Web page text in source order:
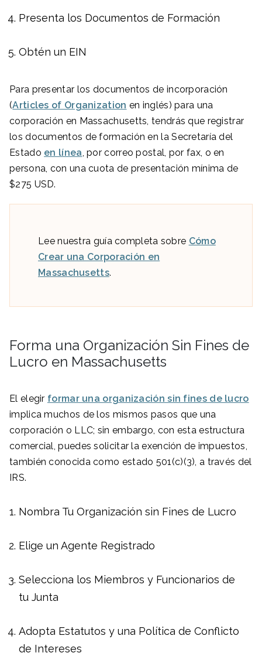
Presenta los Documentos de Formación
Obtén un EIN
Para presentar los documentos de incorporación
(Articles of Organization en inglés) para una
corporación en Massachusetts, tendrás que registrar
los documentos de formación en la Secretaría del
Estado en línea , por correo postal, por fax, o en
persona, con una cuota de presentación mínima de
$275 USD.
Lee nuestra guía completa sobre Cómo
Crear una Corporación en
Massachusetts.
Forma una Organización Sin Fines de
Lucro en Massachusetts
El elegir formar una organización sin fines de lucro
implica muchos de los mismos pasos que una
corporación o LLC; sin embargo, con esta estructura
comercial, puedes solicitar la exención de impuestos,
también conocida como estado 501(c)(3), a través del
IRS.
Nombra Tu Organización sin Fines de Lucro
Elige un Agente Registrado
Selecciona los Miembros y Funcionarios de
tu Junta
Adopta Estatutos y una Política de Conflicto
de Intereses